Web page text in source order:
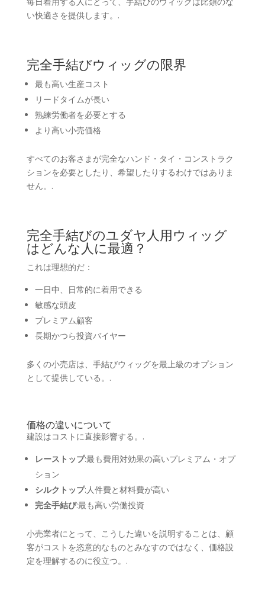
い快適さを提供します。.
完全手結びウィッグの限界
最も高い生産コスト
リードタイムが長い
熟練労働者を必要とする
より高い小売価格
すべてのお客さまが完全なハンド・タイ・コンストラク
ションを必要としたり、希望したりするわけではありま
せん。.
完全手結びのユダヤ人用ウィッグ
はどんな人に最適？
これは理想的だ：
一日中、日常的に着用できる
敏感な頭皮
プレミアム顧客
長期かつら投資バイヤー
多くの小売店は、手結びウィッグを最上級のオプション
として提供している。.
価格の違いについて
建設はコストに直接影響する。.
レーストップ:最も費用対効果の高いプレミアム・オプ
ション
シルクトップ:人件費と材料費が高い
完全手結び:最も高い労働投資
小売業者にとって、こうした違いを説明することは、顧
客がコストを恣意的なものとみなすのではなく、価格設
定を理解するのに役立つ。.